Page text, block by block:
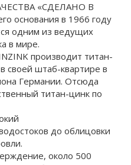
«СДЕЛАНО В
основания в 1966 году
одним из ведущих
в мире.
производит титан-
своей штаб-квартире в
Германии. Отсюда
титан-цинк по
до облицовки
около 500